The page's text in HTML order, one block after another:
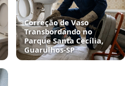
Correção de Vaso
Transbordando no
Parque Santa Cecília,
Guarulhos‑SP